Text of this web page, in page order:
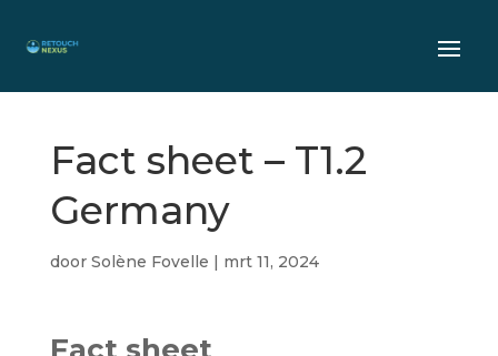
Fact sheet – T1.2
Germany
door Solène Fovelle | mrt 11, 2024